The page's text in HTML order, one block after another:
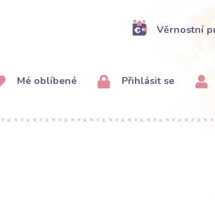
Věrnostní
Mé oblíbené Přihlásit se